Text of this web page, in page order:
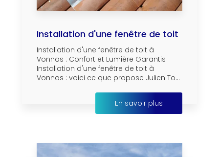
Installation d'une fenêtre de toit
Installation d'une fenêtre de toit à
Vonnas : Confort et Lumière Garantis
Installation d'une fenêtre de toit à
Vonnas : voici ce que propose Julien To...
En savoir plus